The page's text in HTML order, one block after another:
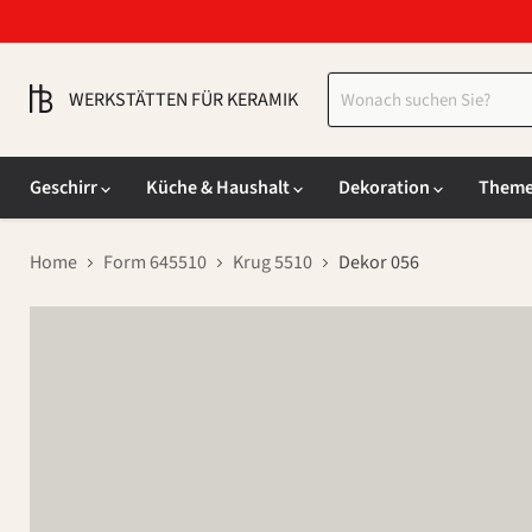
WERKSTÄTTEN FÜR KERAMIK
Geschirr
Küche & Haushalt Dekoration
Home Form 645510 Krug 5510 Dekor 056